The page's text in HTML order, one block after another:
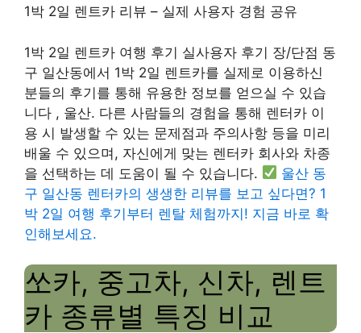
1박 2일 렌트카 리뷰 – 실제 사용자 경험 공유
1박 2일 렌트카 여행 후기 실사용자 후기 장/단점 동
구 일산동에서 1박 2일 렌트카를 실제로 이용하신
분들의 후기를 통해 유용한 정보를 얻으실 수 있습
니다 , 울산. 다른 사람들의 경험을 통해 렌터카 이
용 시 발생할 수 있는 문제점과 주의사항 등을 미리
배울 수 있으며, 자신에게 맞는 렌터카 회사와 차종
을 선택하는 데 도움이 될 수 있습니다.
울산 동
구 일산동 렌터카의 생생한 리뷰를 보고 싶다면? 1
박 2일 여행 후기부터 렌탈 체험까지! 지금 바로 확
인해보세요.
쏘카, 중고차, 신차, 렌트
카 종류별 특징 비교